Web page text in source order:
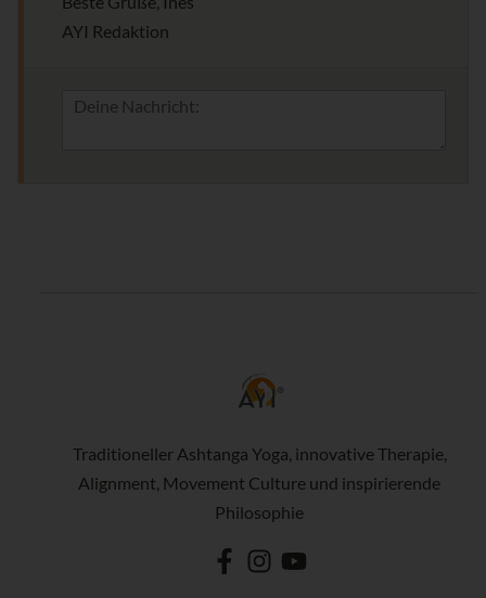
AYI Redaktion
Traditioneller Ashtanga Yoga, innovative Therapie,
Alignment, Movement Culture und inspirierende
Philosophie